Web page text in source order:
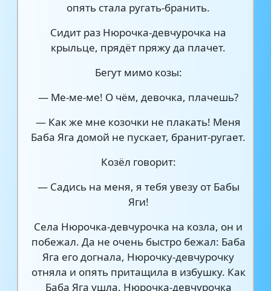
опять стала ругать-бранить.
Сидит раз Нюрочка-девчурочка на
крыльце, прядёт пряжу да плачет.
Бегут мимо козы:
— Ме-ме-ме! О чём, девочка, плачешь?
— Как же мне козочки не плакать! Меня
Баба Яга домой не пускает, бранит-ругает.
Козёл говорит:
— Садись на меня, я тебя увезу от Бабы
Яги!
Села Нюрочка-девчурочка на козла, он и
побежал. Да не очень быстро бежал: Баба
Яга его догнала, Нюрочку-девчурочку
отняла и опять притащила в избушку. Как
Баба Яга ушла, Нюрочка-девчурочка